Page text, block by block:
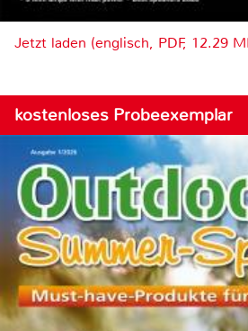
Jetzt laden (englisch, PDF, 12.29
kostenloses Probeexemplar